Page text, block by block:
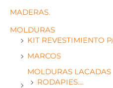
MADERAS.
MOLDURAS
KIT REVESTIMIENTO
MARCOS
MOLDURAS LACADAS
RODAPIES....